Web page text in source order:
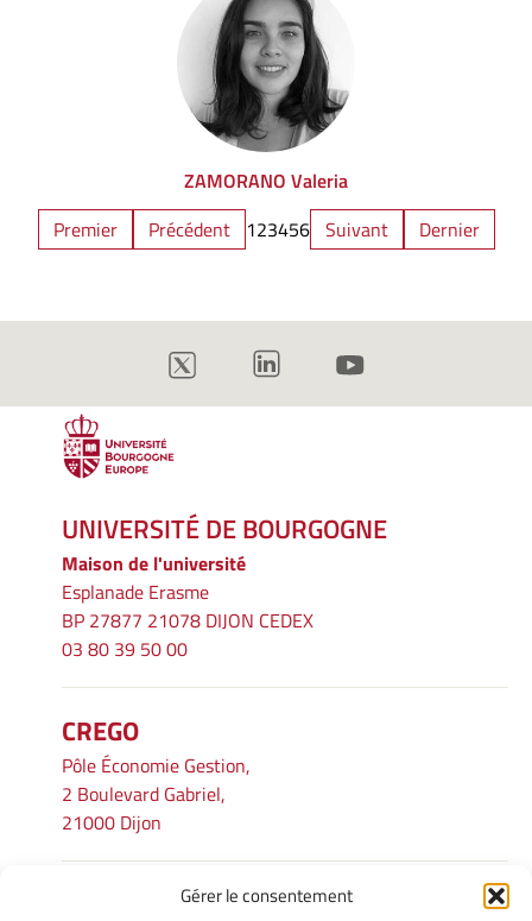
Gérer le consentement
ZAMORANO Valeria
Premier
Précédent 123456 Suivant Dernier
UNIVERSITÉ DE BOURGOGNE
Maison de l'université
Esplanade Erasme
BP 27877 21078 DIJON CEDEX
03 80 39 50 00
CREGO
Pôle Économie Gestion,
2 Boulevard Gabriel,
21000 Dijon